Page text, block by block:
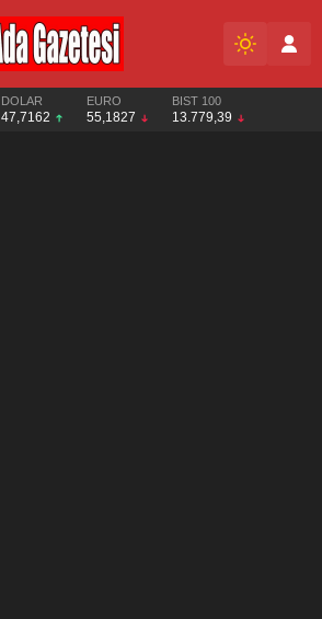
DOLAR
47,7162
EURO
55,1827
BIST 100
13.779,39